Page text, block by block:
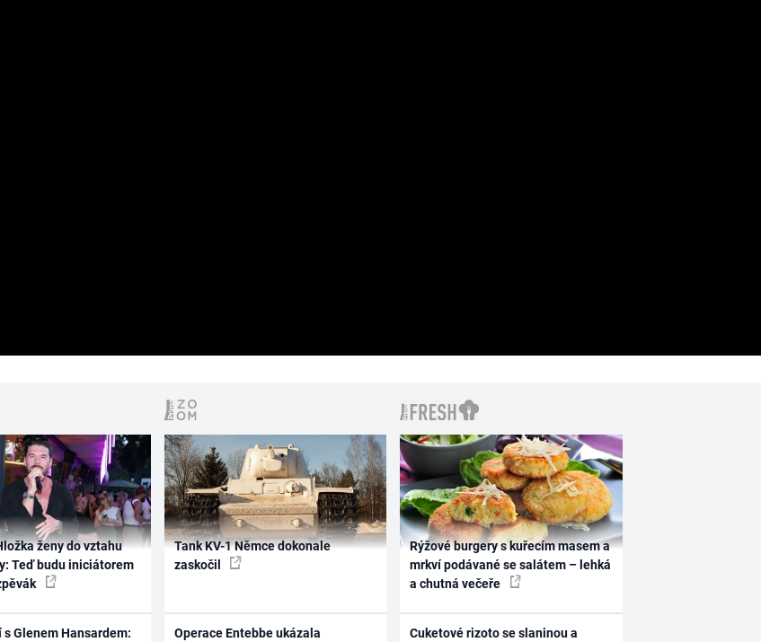
ženy do vztahu
Teď budu iniciátorem
s Glenem Hansardem:
Tank KV-1 Němce dokonale
zaskočil
Operace Entebbe ukázala
Rýžové burgery s kuřecím masem a
mrkví podávané se salátem – lehká
a chutná večeře
Cuketové rizoto se slaninou a